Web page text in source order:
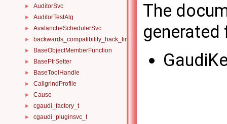
► AuditorSvc
► AuditorTestAlg
► AvalancheSchedulerSvc
► backwards_compatibility_hack_time_timespan
► BaseObjectMemberFunction
► BasePtrSetter
► BaseToolHandle
► CallgrindProfile
► Cause
► cgaudi_factory_t
► cgaudi_pluginsvc_t
The